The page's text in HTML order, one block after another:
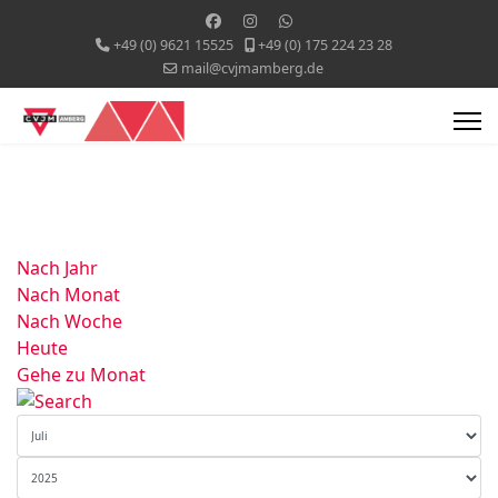
+49 (0) 9621 15525
+49 (0) 175 224 23 28
mail@cvjmamberg.de
Nach Jahr
Nach Monat
Nach Woche
Heute
Gehe zu Monat